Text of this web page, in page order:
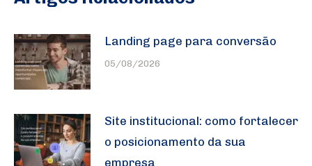
Landing page para conversão
05/08/2026
Site institucional: como fortalecer
o posicionamento da sua
empresa